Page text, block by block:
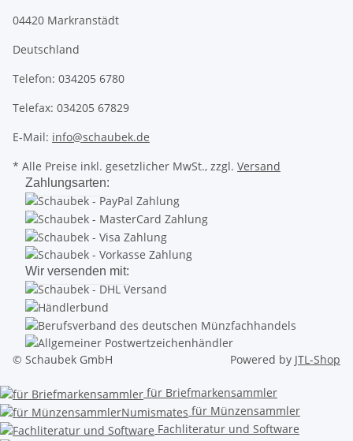
04420 Markranstädt
Deutschland
Telefon: 034205 6780
Telefax: 034205 67829
E-Mail: info@schaubek.de
* Alle Preise inkl. gesetzlicher MwSt., zzgl. Versand
Zahlungsarten:
Wir versenden mit:
© Schaubek GmbH Powered by JTL-Shop
für Briefmarkensammler
für Münzensammler
Fachliteratur und Software